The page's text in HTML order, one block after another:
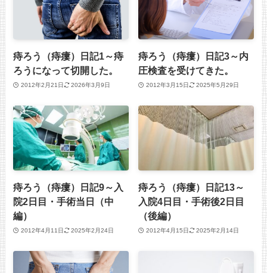
痔ろう（痔瘻）日記1～痔
ろうになって切開した。
2012年2月21日 2026年3月9日
痔ろう（痔瘻）日記3～内
圧検査を受けてきた。
2012年3月15日 2025年5月29日
痔ろう（痔瘻）日記9～入
院2日目・手術当日（中
編）
2012年4月11日 2025年2月24日
痔ろう（痔瘻）日記13～
入院4日目・手術後2日目
（後編）
2012年4月15日 2025年2月14日